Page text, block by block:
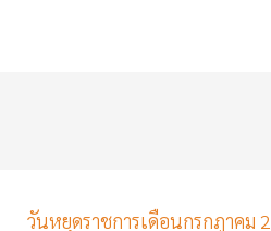
วันหยุดราชการเดือนกรกฎาคม